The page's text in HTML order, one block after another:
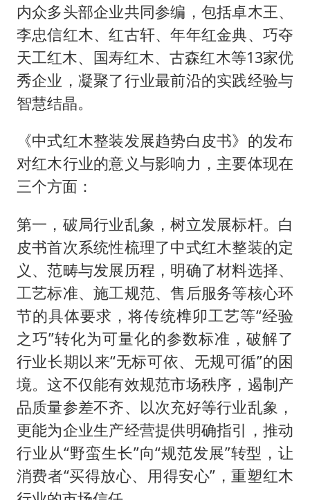
内众多头部企业共同参编，包括卓木王、
李忠信红木、红古轩、年年红金典、巧夺
天工红木、国寿红木、古森红木等13家优
秀企业，凝聚了行业最前沿的实践经验与
智慧结晶。
《中式红木整装发展趋势白皮书》的发布
对红木行业的意义与影响力，主要体现在
三个方面：
第一，破局行业乱象，树立发展标杆。白
皮书首次系统性梳理了中式红木整装的定
义、范畴与发展历程，明确了材料选择、
工艺标准、施工规范、售后服务等核心环
节的具体要求，将传统榫卯工艺等“经验
之巧”转化为可量化的参数标准，破解了
行业长期以来“无标可依、无规可循”的困
境。这不仅能有效规范市场秩序，遏制产
品质量参差不齐、以次充好等行业乱象，
更能为企业生产经营提供明确指引，推动
行业从“野蛮生长”向“规范发展”转型，让
消费者“买得放心、用得安心”，重塑红木